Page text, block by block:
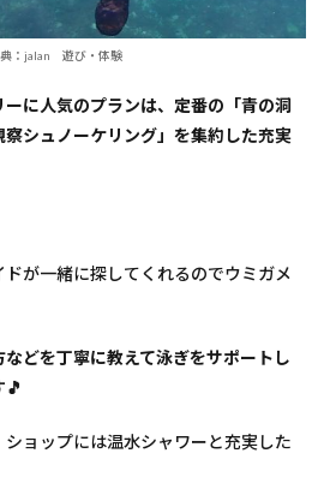
：jalan 遊び・体験
に人気のプランは、定番の「青の洞
シュノーケリング」を集約した充実
が一緒に探してくれるのでウミガメ
どを丁寧に教えて泳ぎをサポートし
ョップには温水シャワーと充実した